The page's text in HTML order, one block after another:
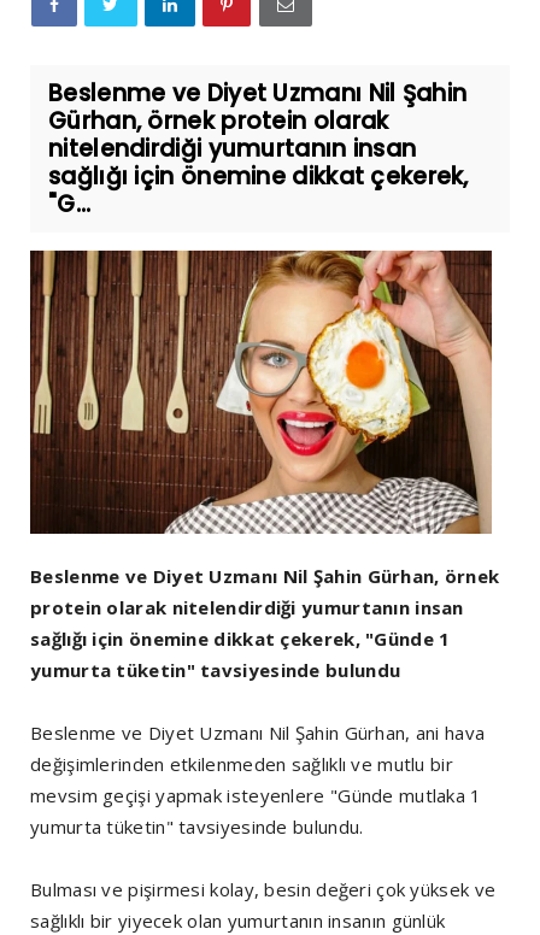
Beslenme ve Diyet Uzmanı Nil Şahin
Gürhan, örnek protein olarak
nitelendirdiği yumurtanın insan
sağlığı için önemine dikkat çekerek,
"G...
Beslenme ve Diyet Uzmanı Nil Şahin Gürhan, örnek
protein olarak nitelendirdiği yumurtanın insan
sağlığı için önemine dikkat çekerek, "Günde 1
yumurta tüketin" tavsiyesinde bulundu
Beslenme ve Diyet Uzmanı Nil Şahin Gürhan, ani hava
değişimlerinden etkilenmeden sağlıklı ve mutlu bir
mevsim geçişi yapmak isteyenlere "Günde mutlaka 1
yumurta tüketin" tavsiyesinde bulundu.
Bulması ve pişirmesi kolay, besin değeri çok yüksek ve
sağlıklı bir yiyecek olan yumurtanın insanın günlük